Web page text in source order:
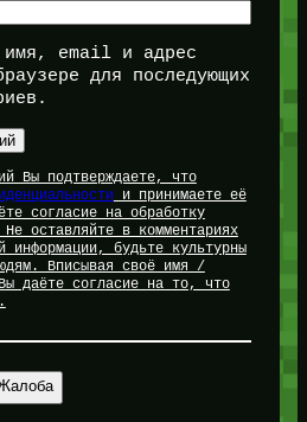
имя, email и адрес
для последующих
Вы подтверждаете, что
и принимаете её
согласие на обработку
оставляйте в комментариях
информации, будьте культурны
Вписывая своё имя /
даёте согласие на то, что